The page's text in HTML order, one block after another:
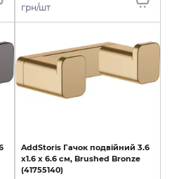
грн/шт
AddStoris Гачок подвійний 3.6
х1.6 x 6.6 см, Brushed Bronze
(41755140)